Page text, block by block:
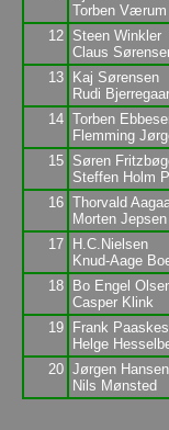
Torben Værum
12 Steen Winkler
Claus
13
Kaj Sørensen
Rudi
14 Torben
Flemming
15 Søren
Steffen Holm
16 Thorvald
Morten Jepsen
17
H.C.Nielsen
Knud-Aage
18
Bo Engel
Casper Klink
19
Frank
Helge
20 Jørgen Hansen
Nils Mønsted